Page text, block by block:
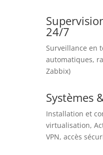
24/7
Surveillance en
automatiques,
Zabbix)
Systèmes
Installation et
virtualisation,
VPN, accès